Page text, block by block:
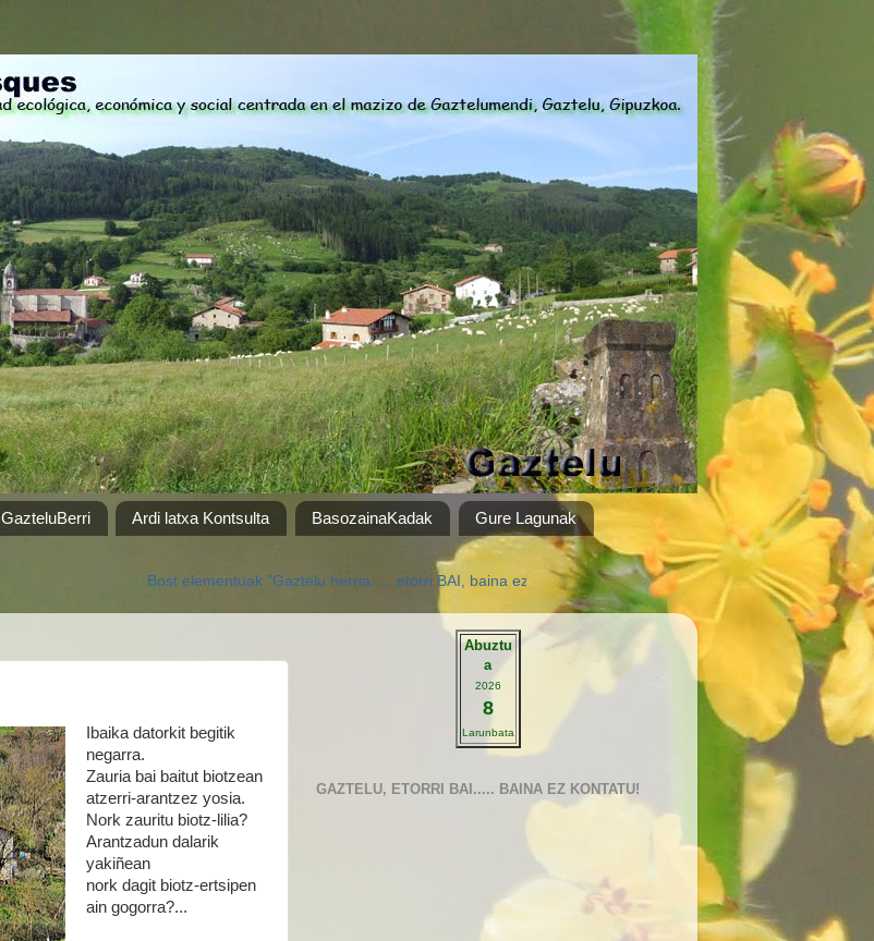
GazteluBerri Ardi latxa Kontsulta BasozainaKadak Gure Lagunak
Bost elementuak "Gaztelu herria..... etorri BAI, baina ez kontatu" audiobisuala musika "Alegria" Fito & Fitipaldis ....
Ibaika datorkit begitik
negarra.
Zauria bai baitut biotzean
atzerri-arantzez yosia.
Nork zauritu biotz-lilia?
Arantzadun dalarik
yakiñean
nork dagit biotz-ertsipen
ain gogorra?...
Abuztu
a
2026
8
Larunbata
GAZTELU, ETORRI BAI..... BAINA EZ KONTATU!